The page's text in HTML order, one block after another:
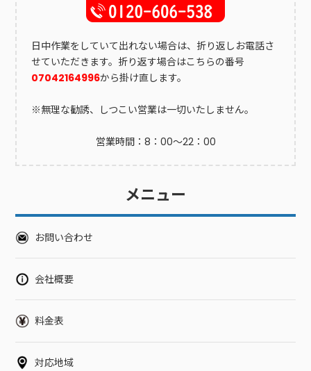
日中作業をしていて出れない場合は、折り返しお電話さ
せていただきます。折り返す場合はこちらの番号
07042164996から掛け直します。
※無理な勧誘、しつこい営業は一切いたしません。
営業時間：8：00～22：00
メニュー
お問い合わせ
会社概要
料金表
対応地域